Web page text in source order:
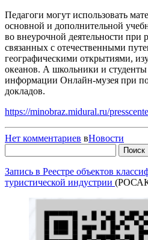
Педагоги могут использовать
основной и дополнительной
во внеурочной деятельности при
связанных с отечественными
географическими открытиями,
океанов. А школьники и студенты
информации Онлайн-музея при
докладов.
https://minobraz.midural.ru/
Нет комментариев вНовости
Запись в Реестре объектов
туристической индустрии